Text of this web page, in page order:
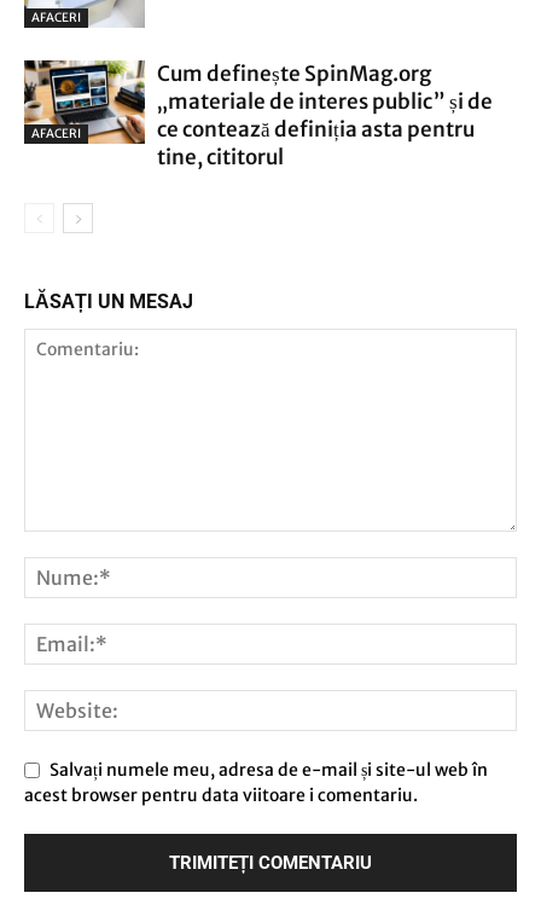
AFACERI
AFACERI
Cum definește SpinMag.org
„materiale de interes public” și de
ce contează definiția asta pentru
tine, cititorul
LĂSAȚI UN MESAJ
Salvați numele meu, adresa de e-mail și site-ul web în
acest browser pentru data viitoare i comentariu.